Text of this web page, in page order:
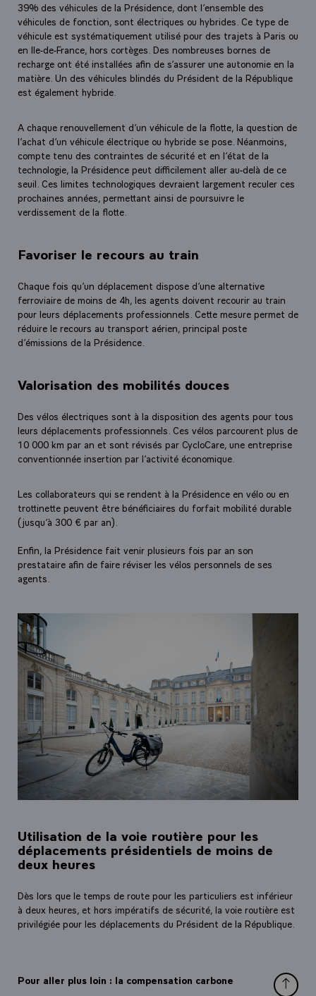
39% des véhicules de la Présidence, dont l’ensemble des
véhicules de fonction, sont électriques ou hybrides. Ce type de
véhicule est systématiquement utilisé pour des trajets à Paris ou
en Ile-de-France, hors cortèges. Des nombreuses bornes de
recharge ont été installées afin de s’assurer une autonomie en la
matière. Un des véhicules blindés du Président de la République
est également hybride.
A chaque renouvellement d’un véhicule de la flotte, la question de
l’achat d’un véhicule électrique ou hybride se pose. Néanmoins,
compte tenu des contraintes de sécurité et en l’état de la
technologie, la Présidence peut difficilement aller au-delà de ce
seuil. Ces limites technologiques devraient largement reculer ces
prochaines années, permettant ainsi de poursuivre le
verdissement de la flotte.
Favoriser le recours au train
Chaque fois qu’un déplacement dispose d’une alternative
ferroviaire de moins de 4h, les agents doivent recourir au train
pour leurs déplacements professionnels. Cette mesure permet de
réduire le recours au transport aérien, principal poste
d’émissions de la Présidence.
Valorisation des mobilités douces
Des vélos électriques sont à la disposition des agents pour tous
leurs déplacements professionnels. Ces vélos parcourent plus de
10 000 km par an et sont révisés par CycloCare, une entreprise
conventionnée insertion par l’activité économique.
Les collaborateurs qui se rendent à la Présidence en vélo ou en
trottinette peuvent être bénéficiaires du forfait mobilité durable
(jusqu’à 300 € par an).
Enfin, la Présidence fait venir plusieurs fois par an son
prestataire afin de faire réviser les vélos personnels de ses
agents.
Utilisation de la voie routière pour les
déplacements présidentiels de moins de
deux heures
Dès lors que le temps de route pour les particuliers est inférieur
à deux heures, et hors impératifs de sécurité, la voie routière est
privilégiée pour les déplacements du Président de la République.
Pour aller plus loin : la compensation carbone